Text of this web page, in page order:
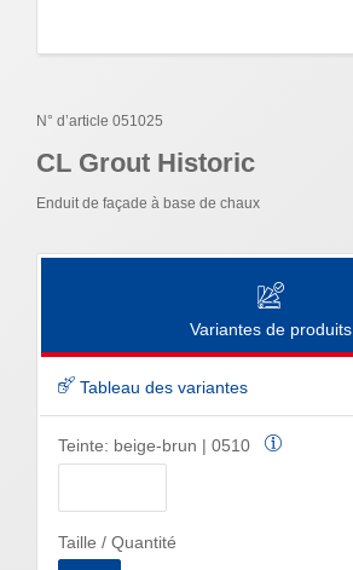
N° d’article 051025
CL Grout Historic
Enduit de façade à base de chaux
Variantes de produits
Tableau des variantes
Teinte: beige-brun | 0510
Taille / Quantité